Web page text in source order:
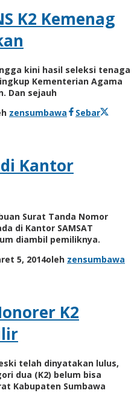
K2 Kemenag
kini hasil seleksi tenaga
Kementerian Agama
Dan sejauh
zensumbawa
Sebar
Kantor
Surat Tanda Nomor
di Kantor SAMSAT
diambil pemiliknya.
5, 2014oleh zensumbawa
K2
telah dinyatakan lulus,
dua (K2) belum bisa
Kabupaten Sumbawa